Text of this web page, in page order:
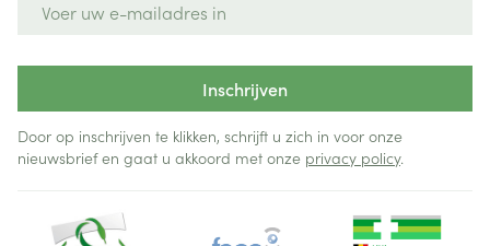
Inschrijven
Door op inschrijven te klikken, schrijft u zich in voor onze
nieuwsbrief en gaat u akkoord met onze privacy policy.